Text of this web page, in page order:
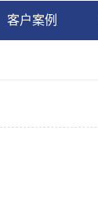
客户案例